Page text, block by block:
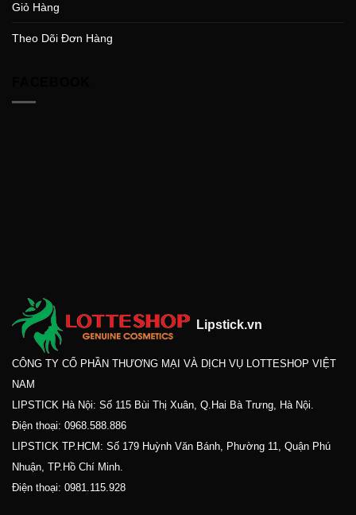
Giỏ Hàng
Theo Dõi Đơn Hàng
Lipstick.vn
CÔNG TY CỔ PHẦN THƯƠNG MẠI VÀ DỊCH VỤ LOTTESHOP VIỆT
NAM
LIPSTICK Hà Nội: Số 115 Bùi Thị Xuân, Q.Hai Bà Trưng, Hà Nội.
Điện thoại: 0968.588.886
LIPSTICK TP.HCM: Số 179 Huỳnh Văn Bánh, Phường 11, Quận Phú
Nhuận, TP.Hồ Chí Minh.
Điện thoại: 0981.115.928